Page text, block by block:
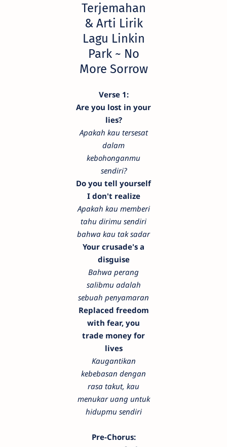
Terjemahan
& Arti Lirik
Lagu Linkin
Park ~ No
More Sorrow
Verse 1:
Are you lost in your
lies?
Apakah kau tersesat
dalam
kebohonganmu
sendiri?
Do you tell yourself
I don't realize
Apakah kau memberi
tahu dirimu sendiri
bahwa kau tak sadar
Your crusade's a
disguise
Bahwa perang
salibmu adalah
sebuah penyamaran
Replaced freedom
with fear, you
trade money for
lives
Kaugantikan
kebebasan dengan
rasa takut, kau
menukar uang untuk
hidupmu sendiri
Pre-Chorus: